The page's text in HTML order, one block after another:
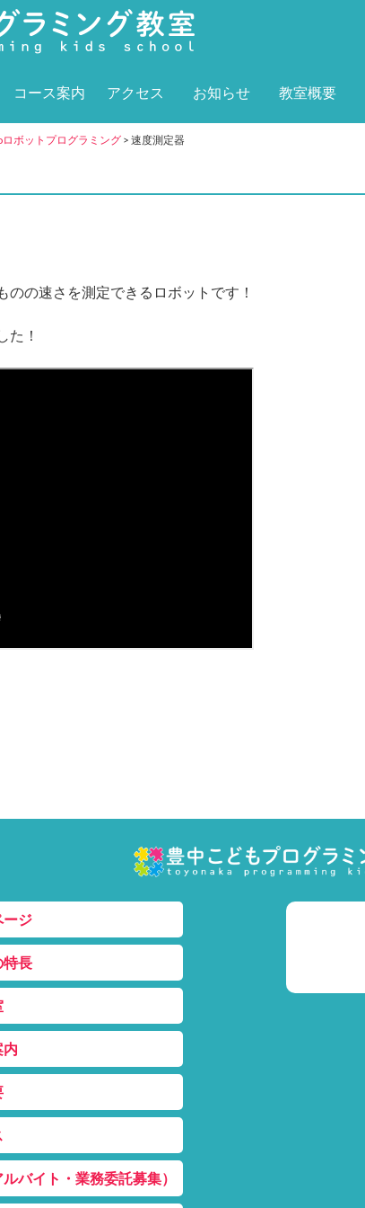
コース案内 アクセス お知らせ 教室概要
ボットプログラミング> 速度測定器
の速さを測定できるロボットです！
た！
ージ
特長
内
バイト・業務委託募集）